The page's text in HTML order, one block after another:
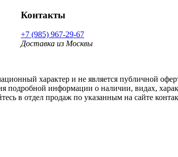
Контакты
+7 (985) 967-29-67
Доставка из Москвы
характер и не является публичной
информации о наличии, видах,
в отдел продаж по указанным на сайте